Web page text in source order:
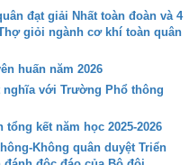
đạt giải Nhất toàn đoàn và 4
giỏi ngành cơ khí toàn quân
huấn năm 2026
nghĩa với Trường Phổ thông
kết năm học 2025-2026
Không quân duyệt Triển